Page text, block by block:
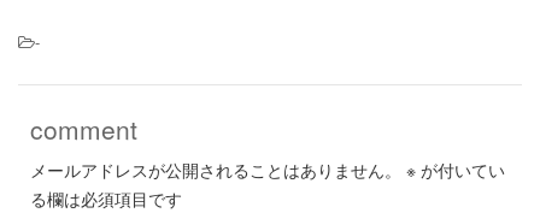
-
comment
メールアドレスが公開されることはありません。 ※ が付いてい
る欄は必須項目です